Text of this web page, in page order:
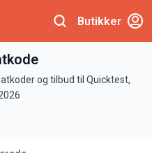
Butikker
og tilbud til Quicktest,